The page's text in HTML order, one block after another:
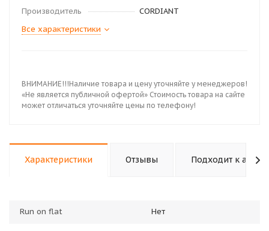
Производитель
CORDIANT
Все характеристики
ВНИМАНИЕ!!!Наличие товара и цену уточняйте у менеджеров!
«Не является публичной офертой» Стоимость товара на сайте
может отличаться уточняйте цены по телефону!
Характеристики Отзывы Подходит к авто
Run on flat Нет